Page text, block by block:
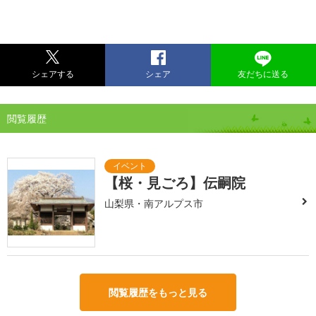
シェアする シェア 友だちに送る
閲覧履歴
【桜・見ごろ】伝嗣院
山梨県・南アルプス市
閲覧履歴をもっと見る